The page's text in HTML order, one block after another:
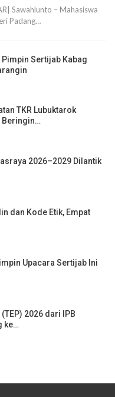
Sawahlunto – Mahasiswa
Padang…
Sertijab Kabag
TKR Lubuktarok
Beringin…
2026–2029 Dilantik
dan Kode Etik, Empat
Upacara Sertijab Ini
2026 dari IPB
ke…